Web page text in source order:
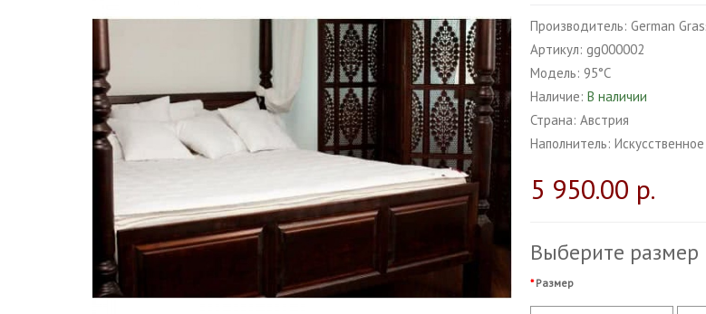
Производитель: German
Артикул: gg000002
Модель: 95°C
Наличие: В наличии
Страна: Австрия
Наполнитель:
5 950.00 р.
Выберите размер
Размер